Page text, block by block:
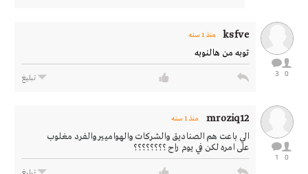
0
3
ksfve منذ 1 سنه
توبه من هالنوبه
تبليغ
0
1
mroziq12 منذ 1 سنه
الي باعت هم الصناديق والشركات والهواميير والفرد مغلوب
على امره لكن في يوم راح ؟؟؟؟؟؟؟؟